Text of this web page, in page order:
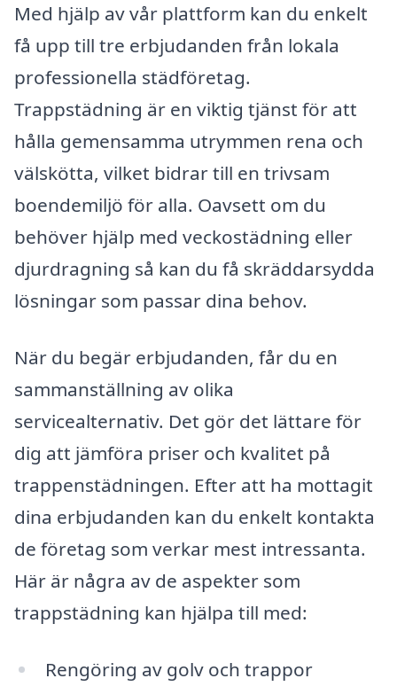
Med hjälp av vår plattform kan du enkelt
få upp till tre erbjudanden från lokala
professionella städföretag.
Trappstädning är en viktig tjänst för att
hålla gemensamma utrymmen rena och
välskötta, vilket bidrar till en trivsam
boendemiljö för alla. Oavsett om du
behöver hjälp med veckostädning eller
djurdragning så kan du få skräddarsydda
lösningar som passar dina behov.
När du begär erbjudanden, får du en
sammanställning av olika
servicealternativ. Det gör det lättare för
dig att jämföra priser och kvalitet på
trappenstädningen. Efter att ha mottagit
dina erbjudanden kan du enkelt kontakta
de företag som verkar mest intressanta.
Här är några av de aspekter som
trappstädning kan hjälpa till med:
Rengöring av golv och trappor